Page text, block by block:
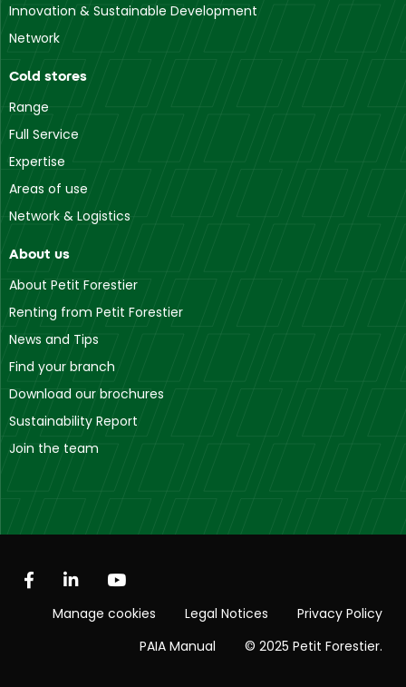
Innovation & Sustainable Development
Network
Cold stores
Range
Full Service
Expertise
Areas of use
Network & Logistics
About us
About Petit Forestier
Renting from Petit Forestier
News and Tips
Find your branch
Download our brochures
Sustainability Report
Join the team
Manage cookies Legal Notices
Privacy Policy
PAIA Manual
© 2025 Petit Forestier.